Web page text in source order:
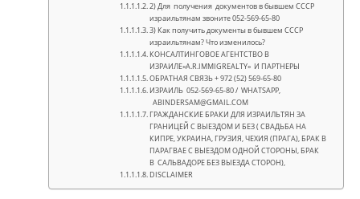
2) Для получения документов в бывшем СССР
израильтянам звоните 052-569-65-80
3) Как получить документы в бывшем СССР
израильтянам? Что изменилось?
КОНСАЛТИНГОВОЕ АГЕНТСТВО В
ИЗРАИЛЕ«A.R.IMMIGREALTY» И ПАРТНЕРЫ
ОБРАТНАЯ СВЯЗЬ + 972 (52) 569-65-80
ИЗРАИЛЬ 052-569-65-80 / WHATSAPP,
ABINDERSAM@GMAIL.COM
ГРАЖДАНСКИЕ БРАКИ ДЛЯ ИЗРАИЛЬТЯН ЗА
ГРАНИЦЕЙ С ВЫЕЗДОМ И БЕЗ ( СВАДЬБА НА
КИПРЕ, УКРАИНА, ГРУЗИЯ, ЧЕХИЯ (ПРАГА), БРАК В
ПАРАГВАЕ С ВЫЕЗДОМ ОДНОЙ СТОРОНЫ, БРАК
В САЛЬВАДОРЕ БЕЗ ВЫЕЗДА СТОРОН),
DISCLAIMER